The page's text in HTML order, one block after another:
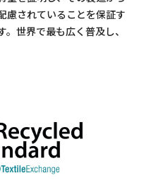
慮されていることを保証す
世界で最も広く普及し、